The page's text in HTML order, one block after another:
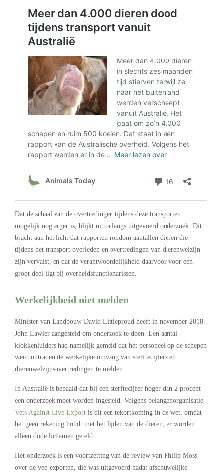
Dat de schaal van de overtredingen tijdens deze transporten
mogelijk nog erger is, blijkt uit onlangs uitgevoerd onderzoek. Dit
bracht aan het licht dat rapporten rondom aantallen dieren die
tijdens het transport overleden en overtredingen van dierenwelzijn
zijn vervalst, en dat de verantwoordelijkheid daarvoor voor een
groot deel ligt bij overheidsfunctionarissen.
Werkelijkheid niet melden
Minister van Landbouw David Littleproud heeft in november 2018
John Lawler aangesteld om onderzoek te doen. Een aantal
klokkenluiders had namelijk gemeld dat het personeel op de schepen
werd ontraden de werkelijke omvang van sterftecijfers en
dierenwelzijnsovertredingen te melden.
In Australië is bepaald dat bij een sterftecijfer hoger dan 2 procent
een onderzoek moet worden ingesteld. Volgens belangenorganisatie
Vets Against Live Export is dit een tekortkoming in de wet, omdat
het geen rekening houdt met het lijden van de dieren; er worden
alleen dode lichamen geteld.
Het onderzoek is een voortzetting van de review van Philip Moss
over de vee-exporten, die was uitgevoerd nadat afschuwelijke